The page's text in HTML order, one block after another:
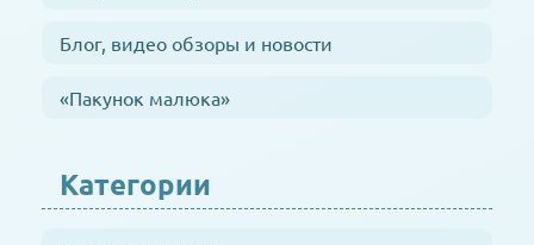
Блог, видео обзоры и новости
«Пакунок малюка»
Категории